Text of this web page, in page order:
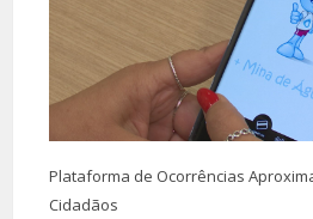
Plataforma de Ocorrências
Cidadãos